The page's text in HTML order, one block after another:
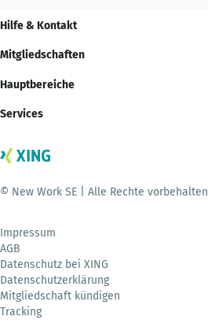
Hilfe & Kontakt
Mitgliedschaften
Hauptbereiche
Services
© New Work SE | Alle Rechte vorbehalten
Impressum
AGB
Datenschutz bei XING
Datenschutzerklärung
Mitgliedschaft kündigen
Tracking